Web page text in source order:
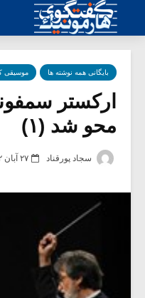
بایگانی همه نوشته ها موسیقی
ارکستر
محو شد (۱)
سجاد پورقناد ۲۷ آبان ۱۳۹۲